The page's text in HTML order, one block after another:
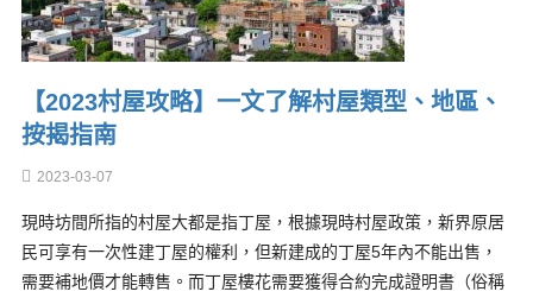
【2023村屋攻略】一文了解村屋類型、地區、
按揭指南
2023-03-07
現時坊間所指的村屋大都是指丁屋，根據現時村屋政策，新界原居
民可享有一次性建丁屋的權利，但新建成的丁屋5年內不能出售，
需要補地價才能轉售。而丁屋樓花需要獲得合約完成證明書（俗稱